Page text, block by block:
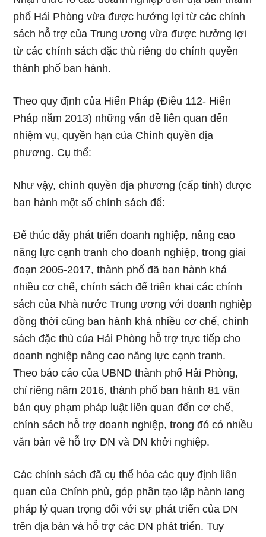
phố Hải Phòng vừa được hưởng lợi từ các chính
sách hỗ trợ của Trung ương vừa được hưởng lợi
từ các chính sách đặc thù riêng do chính quyền
thành phố ban hành.
Theo quy định của Hiến Pháp (Điều 112- Hiến
Pháp năm 2013) những vấn đề liên quan đến
nhiệm vụ, quyền hạn của Chính quyền địa
phương. Cụ thể:
Như vậy, chính quyền địa phương (cấp tỉnh) được
ban hành một số chính sách để:
Để thúc đẩy phát triển doanh nghiệp, nâng cao
năng lực cạnh tranh cho doanh nghiệp, trong giai
đoạn 2005-2017, thành phố đã ban hành khá
nhiều cơ chế, chính sách để triển khai các chính
sách của Nhà nước Trung ương với doanh nghiệp
đồng thời cũng ban hành khá nhiều cơ chế, chính
sách đặc thù của Hải Phòng hỗ trợ trực tiếp cho
doanh nghiệp nâng cao năng lực cạnh tranh.
Theo báo cáo của UBND thành phố Hải Phòng,
chỉ riêng năm 2016, thành phố ban hành 81 văn
bản quy phạm pháp luật liên quan đến cơ chế,
chính sách hỗ trợ doanh nghiệp, trong đó có nhiều
văn bản về hỗ trợ DN và DN khởi nghiệp.
Các chính sách đã cụ thể hóa các quy định liên
quan của Chính phủ, góp phần tạo lập hành lang
pháp lý quan trọng đối với sự phát triển của DN
trên địa bàn và hỗ trợ các DN phát triển. Tuy